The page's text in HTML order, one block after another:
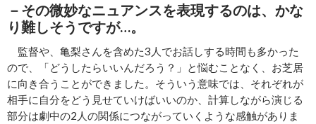
－その微妙なニュアンスを表現するのは、かな
り難しそうですが…。
監督や、亀梨さんを含めた3人でお話しする時間も多かった
ので、「どうしたらいいんだろう？」と悩むことなく、お芝居
に向き合うことができました。そういう意味では、それぞれが
相手に自分をどう見せていけばいいのか、計算しながら演じる
部分は劇中の2人の関係につながっていくような感触がありま